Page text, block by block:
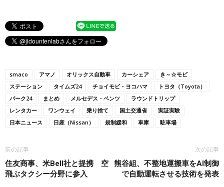
smaco アマノ オリックス自動車 カーシェア
き～☆モビ
ステーション
タイムズ24 チョイモビ・ヨコハマ
トヨタ（Toyota）
パーク24
まとめ メルセデス・ベンツ
ラウンドトリップ
レンタカー
ワンウェイ 乗り捨て 国土交通省
実証実験
日本ニュース
日産（Nissan） 規制緩和 車庫 駐車場
前の記事
住友商事、米Bell社と提携 空
飛ぶタクシー分野に参入
次の記事
熊谷組、不整地運搬車をAI制御
で自動運転させる技術を発表